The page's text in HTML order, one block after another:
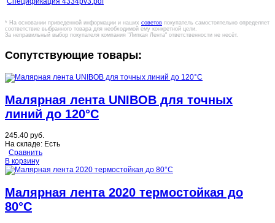
* На основании приведенной информации и наших советов покупатель самостоятельно определяет
соответствие выбранного товара для необходимой ему конкретной цели.
За неправильный выбор покупателя компания "Липкая Лента" ответственности не несёт.
Сопутствующие товары:
Малярная лента UNIBOB для точных
линий до 120°C
245.40 руб.
На складе: Есть
Сравнить
В корзину
Малярная лента 2020 термостойкая до
80°C